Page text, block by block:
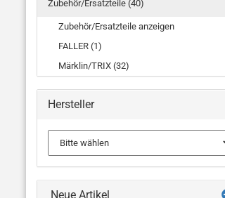
Zubehör/Ersatzteile (40)
Zubehör/Ersatzteile anzeigen
FALLER (1)
Märklin/TRIX (32)
Hersteller
Neue Artikel